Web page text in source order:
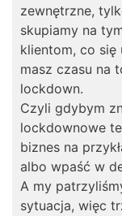
zewnętrzne,
skupiamy na
klientom, co się
masz czasu na
lockdown.
Czyli gdybym
lockdownowe
biznes na
albo wpaść w
A my
sytuacja, więc